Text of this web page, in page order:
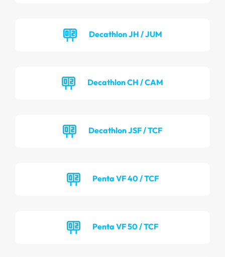
Decathlon JH / JUM
Decathlon CH / CAM
Decathlon JSF / TCF
Penta VF 40 / TCF
Penta VF 50 / TCF